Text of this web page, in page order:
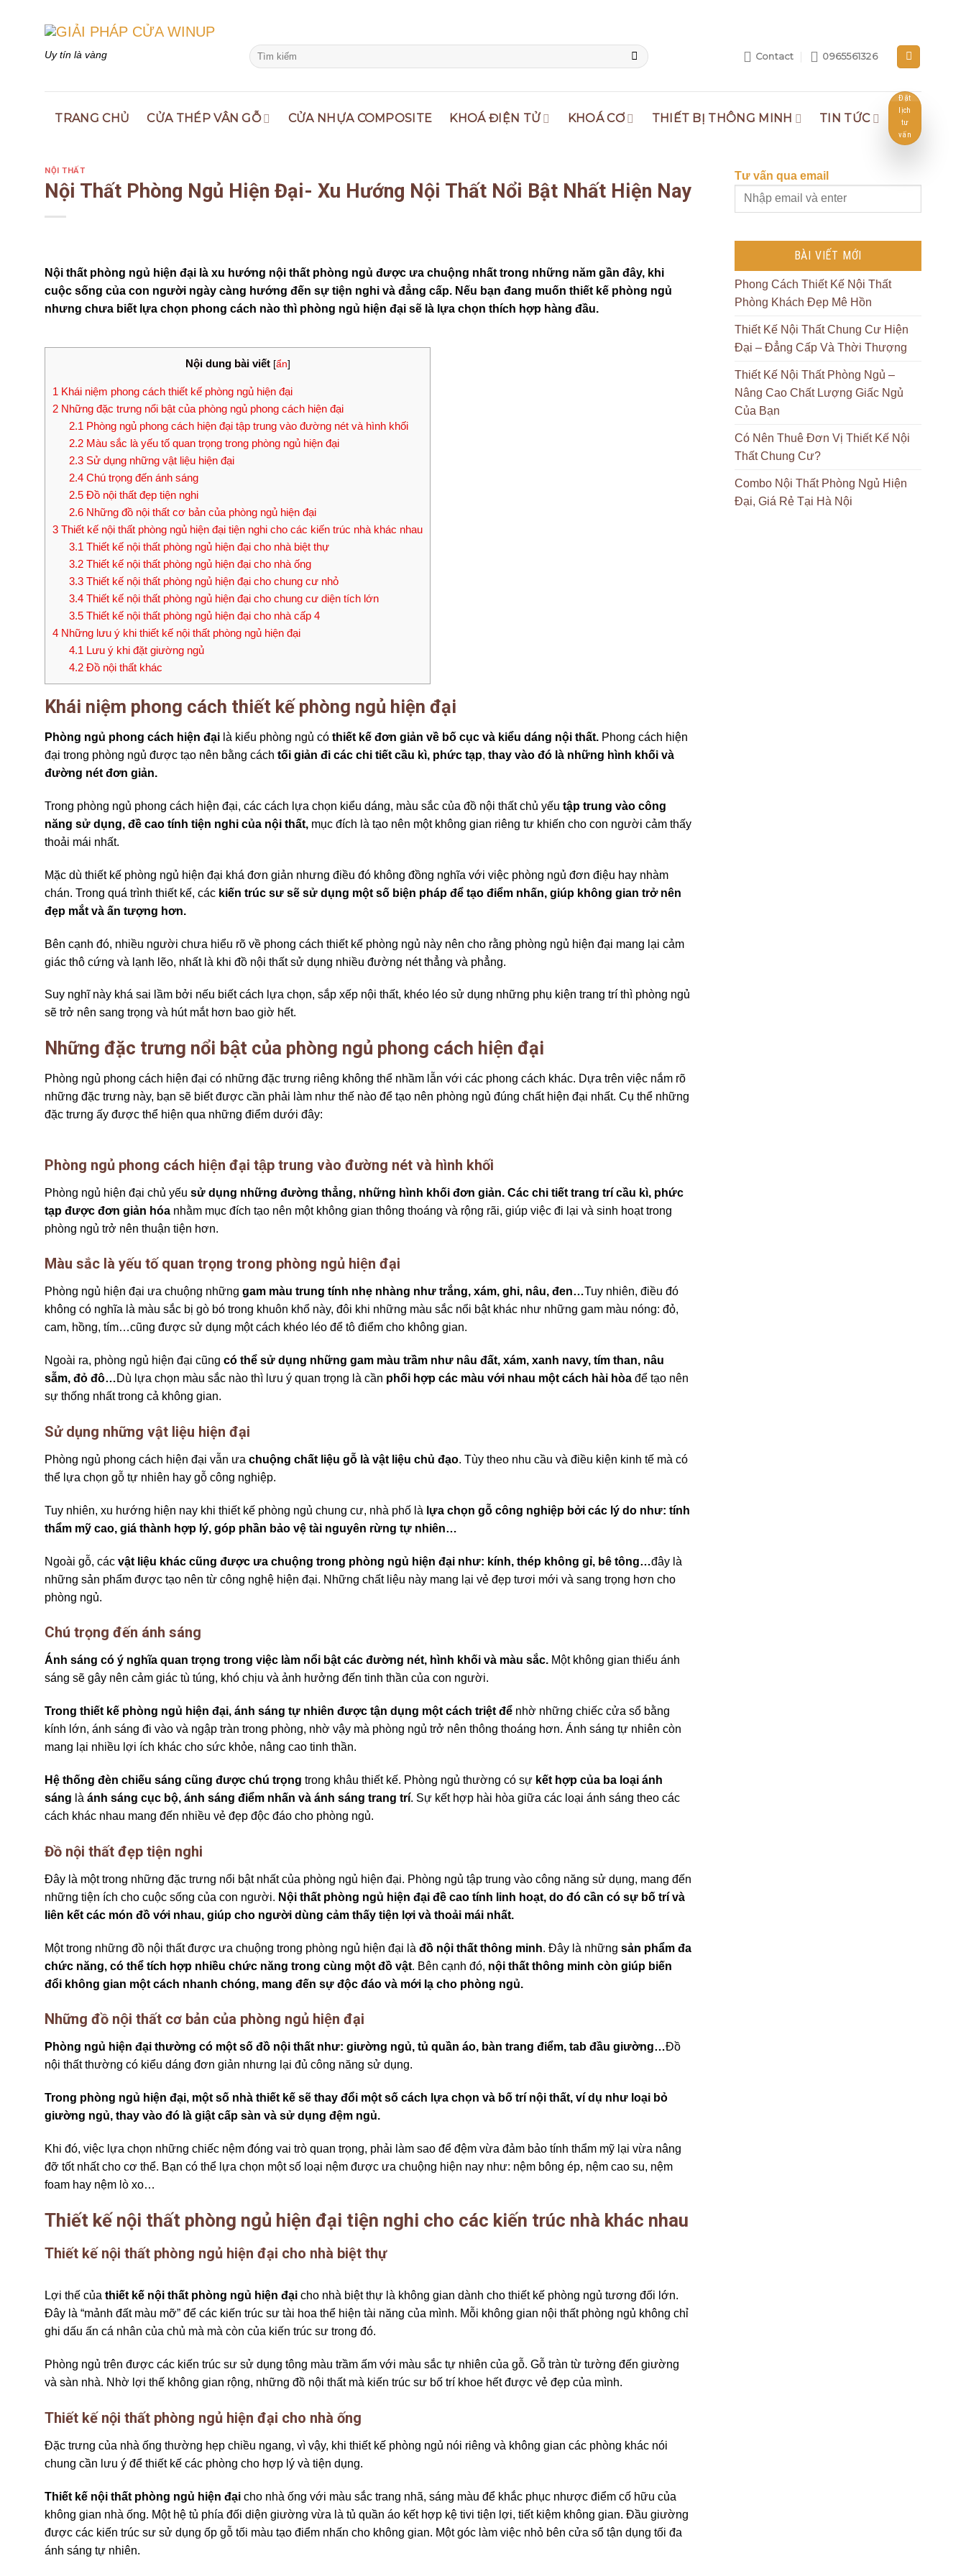
Uy tín là vàng
Search
for:
Contact 0965561326
TRANG CHỦ CỬA THÉP VÂN GỖ CỬA NHỰA COMPOSITE KHOÁ ĐIỆN TỬ KHOÁ CƠ THIẾT BỊ THÔNG MINH TIN TỨC
Đặt
lịch
tư
vấn
NỘI THẤT
Nội Thất Phòng Ngủ Hiện Đại- Xu Hướng Nội Thất Nổi Bật Nhất Hiện Nay
Nội thất phòng ngủ hiện đại là xu hướng nội thất phòng ngủ được ưa chuộng nhất trong những năm gần đây, khi
cuộc sống của con người ngày càng hướng đến sự tiện nghi và đẳng cấp. Nếu bạn đang muốn thiết kế phòng ngủ
nhưng chưa biết lựa chọn phong cách nào thì phòng ngủ hiện đại sẽ là lựa chọn thích hợp hàng đầu.
Nội dung bài viết [ẩn]
1 Khái niệm phong cách thiết kế phòng ngủ hiện đại
2 Những đặc trưng nổi bật của phòng ngủ phong cách hiện đại
2.1 Phòng ngủ phong cách hiện đại tập trung vào đường nét và hình khối
2.2Màu sắc là yếu tố quan trọng trong phòng ngủ hiện đại
2.3Sử dụng những vật liệu hiện đại
2.4Chú trọng đến ánh sáng
2.5Đồ nội thất đẹp tiện nghi
2.6Những đồ nội thất cơ bản của phòng ngủ hiện đại
3 Thiết kế nội thất phòng ngủ hiện đại tiện nghi cho các kiến trúc nhà khác nhau
3.1 Thiết kế nội thất phòng ngủ hiện đại cho nhà biệt thự
3.2Thiết kế nội thất phòng ngủ hiện đại cho nhà ống
3.3Thiết kế nội thất phòng ngủ hiện đại cho chung cư nhỏ
3.4Thiết kế nội thất phòng ngủ hiện đại cho chung cư diện tích lớn
3.5Thiết kế nội thất phòng ngủ hiện đại cho nhà cấp 4
4 Những lưu ý khi thiết kế nội thất phòng ngủ hiện đại
4.1 Lưu ý khi đặt giường ngủ
4.2Đồ nội thất khác
Khái niệm phong cách thiết kế phòng ngủ hiện đại
Phòng ngủ phong cách hiện đại là kiểu phòng ngủ có thiết kế đơn giản về bố cục và kiểu dáng nội thất. Phong cách hiện
đại trong phòng ngủ được tạo nên bằng cách tối giản đi các chi tiết cầu kì, phức tạp, thay vào đó là những hình khối và
đường nét đơn giản.
Trong phòng ngủ phong cách hiện đại, các cách lựa chọn kiểu dáng, màu sắc của đồ nội thất chủ yếu tập trung vào công
năng sử dụng, đề cao tính tiện nghi của nội thất, mục đích là tạo nên một không gian riêng tư khiến cho con người cảm thấy
thoải mái nhất.
Mặc dù thiết kế phòng ngủ hiện đại khá đơn giản nhưng điều đó không đồng nghĩa với việc phòng ngủ đơn điệu hay nhàm
chán. Trong quá trình thiết kế, các kiến trúc sư sẽ sử dụng một số biện pháp để tạo điểm nhấn, giúp không gian trở nên
đẹp mắt và ấn tượng hơn.
Bên cạnh đó, nhiều người chưa hiểu rõ về phong cách thiết kế phòng ngủ này nên cho rằng phòng ngủ hiện đại mang lại cảm
giác thô cứng và lạnh lẽo, nhất là khi đồ nội thất sử dụng nhiều đường nét thẳng và phẳng.
Suy nghĩ này khá sai lầm bởi nếu biết cách lựa chọn, sắp xếp nội thất, khéo léo sử dụng những phụ kiện trang trí thì phòng ngủ
sẽ trở nên sang trọng và hút mắt hơn bao giờ hết.
Những đặc trưng nổi bật của phòng ngủ phong cách hiện đại
Phòng ngủ phong cách hiện đại có những đặc trưng riêng không thể nhầm lẫn với các phong cách khác. Dựa trên việc nắm rõ
những đặc trưng này, bạn sẽ biết được cần phải làm như thế nào để tạo nên phòng ngủ đúng chất hiện đại nhất. Cụ thể những
đặc trưng ấy được thể hiện qua những điểm dưới đây:
Phòng ngủ phong cách hiện đại tập trung vào đường nét và hình khối
Phòng ngủ hiện đại chủ yếu sử dụng những đường thẳng, những hình khối đơn giản. Các chi tiết trang trí cầu kì, phức
tạp được đơn giản hóa nhằm mục đích tạo nên một không gian thông thoáng và rộng rãi, giúp việc đi lại và sinh hoạt trong
phòng ngủ trở nên thuận tiện hơn.
Màu sắc là yếu tố quan trọng trong phòng ngủ hiện đại
Phòng ngủ hiện đại ưa chuộng những gam màu trung tính nhẹ nhàng như trắng, xám, ghi, nâu, đen…Tuy nhiên, điều đó
không có nghĩa là màu sắc bị gò bó trong khuôn khổ này, đôi khi những màu sắc nổi bật khác như những gam màu nóng: đỏ,
cam, hồng, tím…cũng được sử dụng một cách khéo léo để tô điểm cho không gian.
Ngoài ra, phòng ngủ hiện đại cũng có thể sử dụng những gam màu trầm như nâu đất, xám, xanh navy, tím than, nâu
sẫm, đỏ đô…Dù lựa chọn màu sắc nào thì lưu ý quan trọng là cần phối hợp các màu với nhau một cách hài hòa để tạo nên
sự thống nhất trong cả không gian.
Sử dụng những vật liệu hiện đại
Phòng ngủ phong cách hiện đại vẫn ưa chuộng chất liệu gỗ là vật liệu chủ đạo. Tùy theo nhu cầu và điều kiện kinh tế mà có
thể lựa chọn gỗ tự nhiên hay gỗ công nghiệp.
Tuy nhiên, xu hướng hiện nay khi thiết kế phòng ngủ chung cư, nhà phố là lựa chọn gỗ công nghiệp bởi các lý do như: tính
thẩm mỹ cao, giá thành hợp lý, góp phần bảo vệ tài nguyên rừng tự nhiên…
Ngoài gỗ, các vật liệu khác cũng được ưa chuộng trong phòng ngủ hiện đại như: kính, thép không gỉ, bê tông…đây là
những sản phẩm được tạo nên từ công nghệ hiện đại. Những chất liệu này mang lại vẻ đẹp tươi mới và sang trọng hơn cho
phòng ngủ.
Chú trọng đến ánh sáng
Ánh sáng có ý nghĩa quan trọng trong việc làm nổi bật các đường nét, hình khối và màu sắc. Một không gian thiếu ánh
sáng sẽ gây nên cảm giác tù túng, khó chịu và ảnh hưởng đến tinh thần của con người.
Trong thiết kế phòng ngủ hiện đại, ánh sáng tự nhiên được tận dụng một cách triệt để nhờ những chiếc cửa sổ bằng
kính lớn, ánh sáng đi vào và ngập tràn trong phòng, nhờ vậy mà phòng ngủ trở nên thông thoáng hơn. Ánh sáng tự nhiên còn
mang lại nhiều lợi ích khác cho sức khỏe, nâng cao tinh thần.
Hệ thống đèn chiếu sáng cũng được chú trọng trong khâu thiết kế. Phòng ngủ thường có sự kết hợp của ba loại ánh
sáng là ánh sáng cục bộ, ánh sáng điểm nhấn và ánh sáng trang trí. Sự kết hợp hài hòa giữa các loại ánh sáng theo các
cách khác nhau mang đến nhiều vẻ đẹp độc đáo cho phòng ngủ.
Đồ nội thất đẹp tiện nghi
Đây là một trong những đặc trưng nổi bật nhất của phòng ngủ hiện đại. Phòng ngủ tập trung vào công năng sử dụng, mang đến
những tiện ích cho cuộc sống của con người. Nội thất phòng ngủ hiện đại đề cao tính linh hoạt, do đó cần có sự bố trí và
liên kết các món đồ với nhau, giúp cho người dùng cảm thấy tiện lợi và thoải mái nhất.
Một trong những đồ nội thất được ưa chuộng trong phòng ngủ hiện đại là đồ nội thất thông minh. Đây là những sản phẩm đa
chức năng, có thể tích hợp nhiều chức năng trong cùng một đồ vật. Bên cạnh đó, nội thất thông minh còn giúp biến
đổi không gian một cách nhanh chóng, mang đến sự độc đáo và mới lạ cho phòng ngủ.
Những đồ nội thất cơ bản của phòng ngủ hiện đại
Phòng ngủ hiện đại thường có một số đồ nội thất như: giường ngủ, tủ quần áo, bàn trang điểm, tab đầu giường…Đồ
nội thất thường có kiểu dáng đơn giản nhưng lại đủ công năng sử dụng.
Trong phòng ngủ hiện đại, một số nhà thiết kế sẽ thay đổi một số cách lựa chọn và bố trí nội thất, ví dụ như loại bỏ
giường ngủ, thay vào đó là giật cấp sàn và sử dụng đệm ngủ.
Khi đó, việc lựa chọn những chiếc nệm đóng vai trò quan trọng, phải làm sao để đệm vừa đảm bảo tính thẩm mỹ lại vừa nâng
đỡ tốt nhất cho cơ thể. Bạn có thể lựa chọn một số loại nệm được ưa chuộng hiện nay như: nệm bông ép, nệm cao su, nệm
foam hay nệm lò xo…
Thiết kế nội thất phòng ngủ hiện đại tiện nghi cho các kiến trúc nhà khác nhau
Thiết kế nội thất phòng ngủ hiện đại cho nhà biệt thự
Lợi thế của thiết kế nội thất phòng ngủ hiện đại cho nhà biệt thự là không gian dành cho thiết kế phòng ngủ tương đối lớn.
Đây là “mảnh đất màu mỡ” để các kiến trúc sư tài hoa thể hiện tài năng của mình. Mỗi không gian nội thất phòng ngủ không chỉ
ghi dấu ấn cá nhân của chủ mà mà còn của kiến trúc sư trong đó.
Phòng ngủ trên được các kiến trúc sư sử dụng tông màu trầm ấm với màu sắc tự nhiên của gỗ. Gỗ tràn từ tường đến giường
và sàn nhà. Nhờ lợi thế không gian rộng, những đồ nội thất mà kiến trúc sư bố trí khoe hết được vẻ đẹp của mình.
Thiết kế nội thất phòng ngủ hiện đại cho nhà ống
Đặc trưng của nhà ống thường hẹp chiều ngang, vì vậy, khi thiết kế phòng ngủ nói riêng và không gian các phòng khác nói
chung cần lưu ý để thiết kế các phòng cho hợp lý và tiện dụng.
Thiết kế nội thất phòng ngủ hiện đại cho nhà ống với màu sắc trang nhã, sáng màu để khắc phục nhược điểm cố hữu của
không gian nhà ống. Một hệ tủ phía đối diện giường vừa là tủ quần áo kết hợp kệ tivi tiện lợi, tiết kiệm không gian. Đầu giường
được các kiến trúc sư sử dụng ốp gỗ tối màu tạo điểm nhấn cho không gian. Một góc làm việc nhỏ bên cửa sổ tận dụng tối đa
ánh sáng tự nhiên.
Tư vấn qua email
BÀI VIẾT MỚI
Phong Cách Thiết Kế Nội Thất
Phòng Khách Đẹp Mê Hồn
Thiết Kế Nội Thất Chung Cư Hiện
Đại – Đẳng Cấp Và Thời Thượng
Thiết Kế Nội Thất Phòng Ngủ –
Nâng Cao Chất Lượng Giấc Ngủ
Của Bạn
Có Nên Thuê Đơn Vị Thiết Kế Nội
Thất Chung Cư?
Combo Nội Thất Phòng Ngủ Hiện
Đại, Giá Rẻ Tại Hà Nội